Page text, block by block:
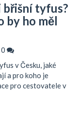
tyfus?
by ho měl
0
v Česku, jaké
a pro koho je
pro cestovatele v